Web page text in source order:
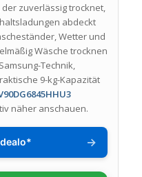
zuverlässig trocknet,
abdeckt
Wetter und
Wäsche trocknen
Technik,
9-kg-Kapazität
näher anschauen.
→